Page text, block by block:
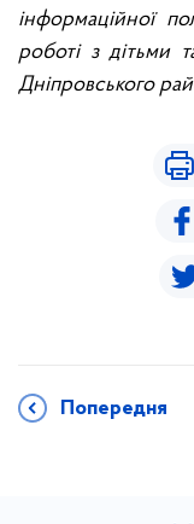
інформаційної
роботі з дітьми
Дніпровського
Попередня